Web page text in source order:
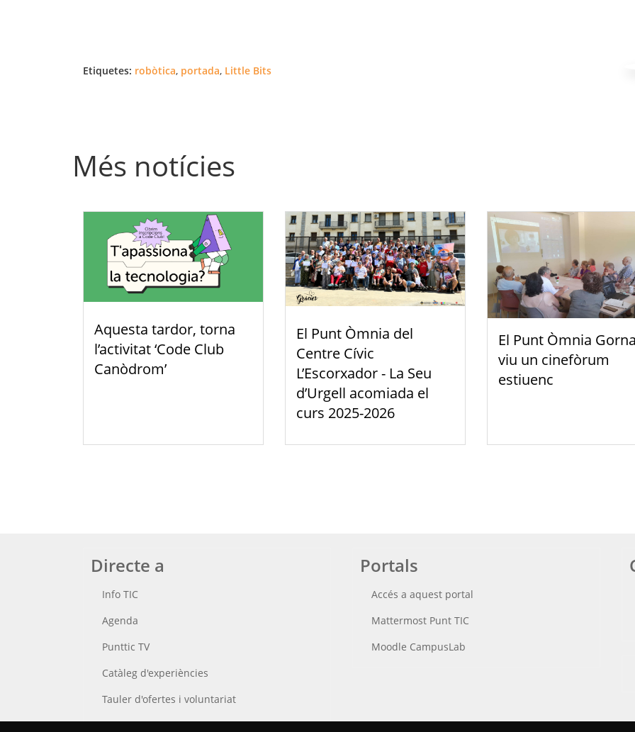
Etiquetes: robòtica, portada, Little Bits
Més notícies
Aquesta tardor, torna
l’activitat ‘Code Club
Canòdrom’
El Punt Òmnia del
Centre Cívic
L’Escorxador - La Seu
d’Urgell acomiada el
curs 2025-2026
El Punt Òmnia
viu un cinefòrum
estiuenc
Directe a
Info TIC
Agenda
Punttic TV
Catàleg d'experiències
Tauler d'ofertes i voluntariat
Cerca el teu Punt TIC
Portals
Accés a aquest portal
Mattermost Punt TIC
Moodle CampusLab